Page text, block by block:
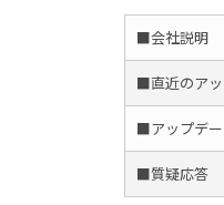
■会社説明
■直近のア
■アップデ
■質疑応答